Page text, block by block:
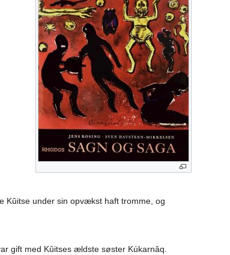
Kûitse under sin opvækst haft tromme, og
gift med Kûitses ældste søster Kúkarnâq.